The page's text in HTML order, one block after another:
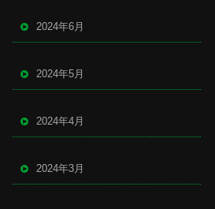
2024年6月
2024年5月
2024年4月
2024年3月